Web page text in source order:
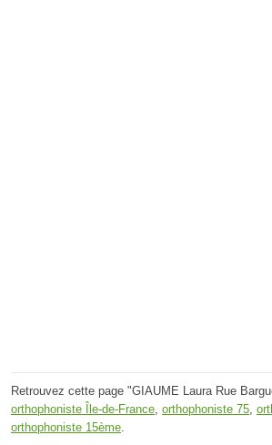
Retrouvez cette page "GIAUME Laura Rue
orthophoniste Île-de-France, orthophoniste 75,
orthophoniste 15ème.